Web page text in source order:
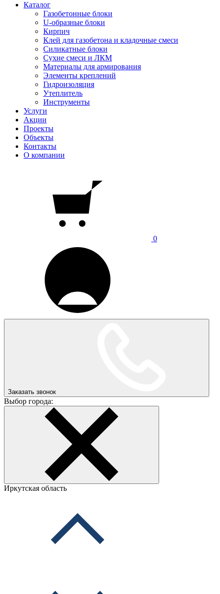
Каталог
Газобетонные блоки
U-образные блоки
Кирпич
Клей для газобетона и кладочные смеси
Силикатные блоки
Сухие смеси и ЛКМ
Материалы для армирования
Элементы креплений
Гидроизоляция
Утеплитель
Инструменты
Услуги
Акции
Проекты
Объекты
Контакты
О компании
0
Заказать звонок
Выбор города:
Иркутская область